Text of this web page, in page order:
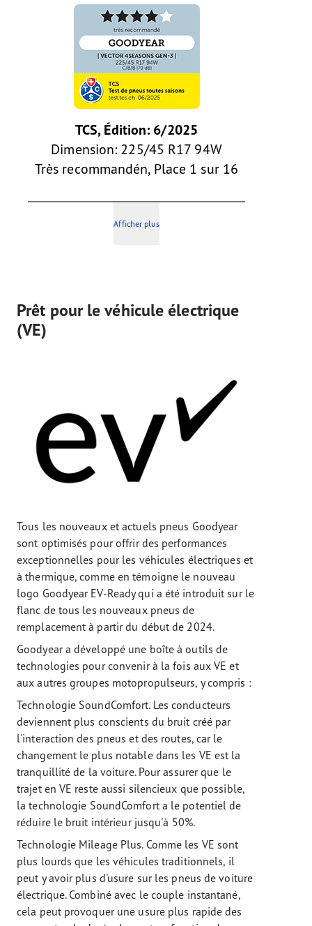
TCS, Édition: 6/2025
Dimension: 225/45 R17 94W
Très recommandén, Place 1 sur 16
Afficher plus
Prêt pour le véhicule électrique
(VE)
Tous les nouveaux et actuels pneus Goodyear
sont optimisés pour offrir des performances
exceptionnelles pour les véhicules électriques et
à thermique, comme en témoigne le nouveau
logo Goodyear EV-Ready qui a été introduit sur le
flanc de tous les nouveaux pneus de
remplacement à partir du début de 2024.
Goodyear a développé une boîte à outils de
technologies pour convenir à la fois aux VE et
aux autres groupes motopropulseurs, y compris :
Technologie SoundComfort. Les conducteurs
deviennent plus conscients du bruit créé par
l'interaction des pneus et des routes, car le
changement le plus notable dans les VE est la
tranquillité de la voiture. Pour assurer que le
trajet en VE reste aussi silencieux que possible,
la technologie SoundComfort a le potentiel de
réduire le bruit intérieur jusqu'à 50%.
Technologie Mileage Plus. Comme les VE sont
plus lourds que les véhicules traditionnels, il
peut y avoir plus d'usure sur les pneus de voiture
électrique. Combiné avec le couple instantané,
cela peut provoquer une usure plus rapide des